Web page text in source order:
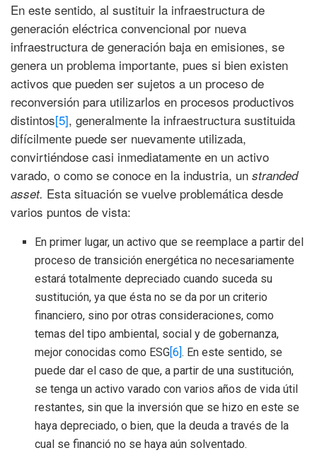
En este sentido, al sustituir la infraestructura de
generación eléctrica convencional por nueva
infraestructura de generación baja en emisiones, se
genera un problema importante, pues si bien existen
activos que pueden ser sujetos a un proceso de
reconversión para utilizarlos en procesos productivos
distintos[5], generalmente la infraestructura sustituida
difícilmente puede ser nuevamente utilizada,
convirtiéndose casi inmediatamente en un activo
varado, o como se conoce en la industria, un stranded
asset. Esta situación se vuelve problemática desde
varios puntos de vista:
En primer lugar, un activo que se reemplace a partir del
proceso de transición energética no necesariamente
estará totalmente depreciado cuando suceda su
sustitución, ya que ésta no se da por un criterio
financiero, sino por otras consideraciones, como
temas del tipo ambiental, social y de gobernanza,
mejor conocidas como ESG [6]. En este sentido, se
puede dar el caso de que, a partir de una sustitución,
se tenga un activo varado con varios años de vida útil
restantes, sin que la inversión que se hizo en este se
haya depreciado, o bien, que la deuda a través de la
cual se financió no se haya aún solventado.